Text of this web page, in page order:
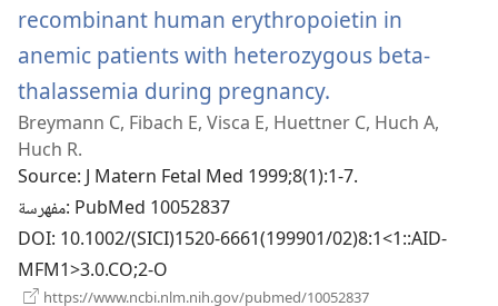
recombinant human erythropoietin in
anemic patients with heterozygous beta-
thalassemia during pregnancy.
نافذة
Breymann C, Fibach E, Visca E, Huettner C, Huch A,
Huch R.
Source‎: J Matern Fetal Med 1999;8(1):1-7.
مفهرسة‎: PubMed 10052837
DOI‎: 10.1002/(SICI)1520-6661(199901/02)8:1<1::AID-
MFM1>3.0.CO;2-O
https://www.ncbi.nlm.nih.gov/pubmed/10052837